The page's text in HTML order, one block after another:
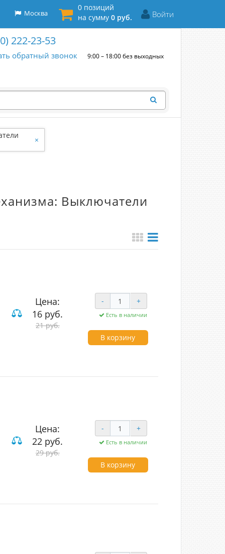
Войти
0 позиций
на сумму 0 руб.
Москва
222-23-53
обратный звонок 9:00 – 18:00 без выходных
×
Выключатели
Цена:
16 руб.
21 руб.
- +
Есть в наличии
В корзину
Цена:
22 руб.
29 руб.
- +
Есть в наличии
В корзину